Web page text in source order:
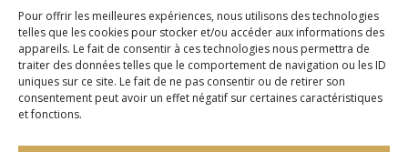
Pour offrir les meilleures expériences, nous utilisons des technologies
telles que les cookies pour stocker et/ou accéder aux informations des
appareils. Le fait de consentir à ces technologies nous permettra de
traiter des données telles que le comportement de navigation ou les ID
uniques sur ce site. Le fait de ne pas consentir ou de retirer son
consentement peut avoir un effet négatif sur certaines caractéristiques
et fonctions.
Desmaures QC G3A 0M7